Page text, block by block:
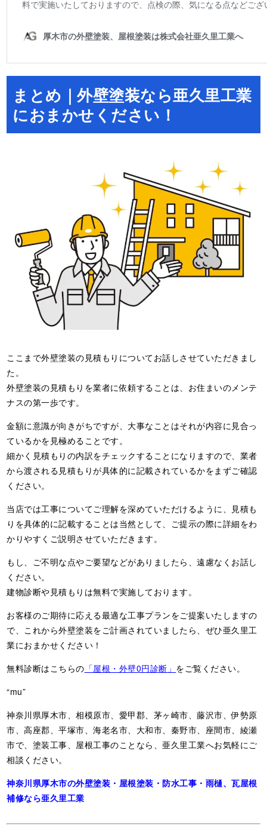
まとめ｜外壁塗装なら亜久里工業
におまかせください！
ここまで外壁塗装の見積もりについてお話しさせていただきまし
た。
外壁塗装の見積もりを業者に依頼することは、お住まいのメンテ
ナスの第一歩です。
金額に意識が向きがちですが、大事なことはそれが内容に見合っ
ているかを見極めることです。
細かく見積もりの内訳をチェックすることになりますので、業者
から渡される見積もりが具体的に記載されているかをまずご確認
ください。
当店では工事についてご理解を深めていただけるように、見積も
りを具体的に記載することは当然として、ご提示の際に詳細をわ
かりやすくご説明させていただきます。
もし、ご不明な点やご要望などがありましたら、遠慮なくお話し
ください。
建物診断や見積もりは無料で実施しております。
お客様のご期待に応える最適な工事プランをご提案いたしますの
で、これから外壁塗装をご計画されていましたら、ぜひ亜久里工
業におまかせください！
無料診断はこちらの 「屋根・外壁0円診断」 をご覧ください。
“mu”
神奈川県厚木市、相模原市、愛甲郡、茅ヶ崎市、藤沢市、伊勢原
市、高座郡、平塚市、海老名市、大和市、秦野市、座間市、綾瀬
市で、塗装工事、屋根工事のことなら、亜久里工業へお気軽にご
相談ください。
神奈川県厚木市の外壁塗装・屋根塗装・防水工事・雨樋、瓦屋根
補修なら亜久里工業